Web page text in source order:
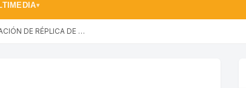
▾
DE RÉPLICA DE …